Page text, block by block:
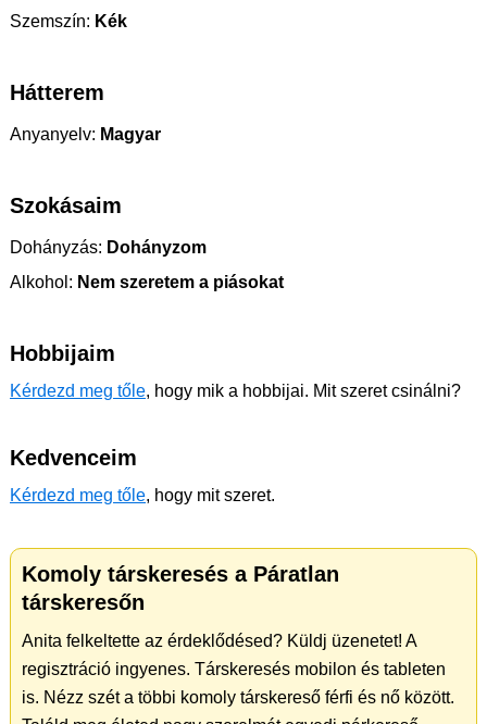
Szemszín: Kék
Hátterem
Anyanyelv: Magyar
Szokásaim
Dohányzás: Dohányzom
Alkohol: Nem szeretem a piásokat
Hobbijaim
Kérdezd meg tőle, hogy mik a hobbijai. Mit szeret csinálni?
Kedvenceim
Kérdezd meg tőle, hogy mit szeret.
Komoly társkeresés a Páratlan
társkeresőn
Anita felkeltette az érdeklődésed? Küldj üzenetet! A
regisztráció ingyenes. Társkeresés mobilon és tableten
is. Nézz szét a többi komoly társkereső férfi és nő között.